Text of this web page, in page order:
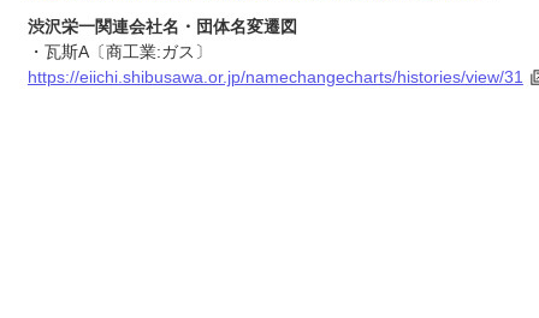
渋沢栄一関連会社名・団体名変遷図
・瓦斯A〔商工業:ガス〕
https://eiichi.shibusawa.or.jp/namechangecharts/histories/view/31